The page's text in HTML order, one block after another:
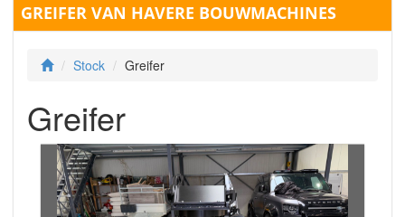
GREIFER VAN HAVERE BOUWMACHINES
Stock Greifer
Greifer